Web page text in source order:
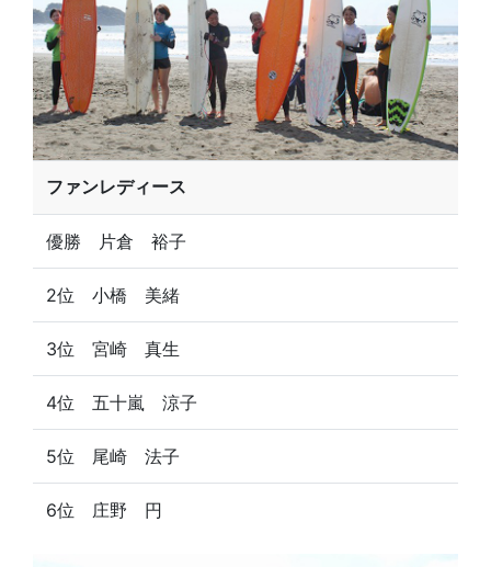
ファンレディース
優勝 片倉 裕子
2位 小橋 美緒
3位 宮崎 真生
4位 五十嵐 涼子
5位 尾崎 法子
6位 庄野 円